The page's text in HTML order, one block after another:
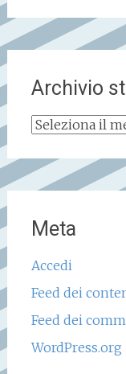
Archivio
Archivio
Meta
Accedi
Feed dei
Feed dei
WordPress.org